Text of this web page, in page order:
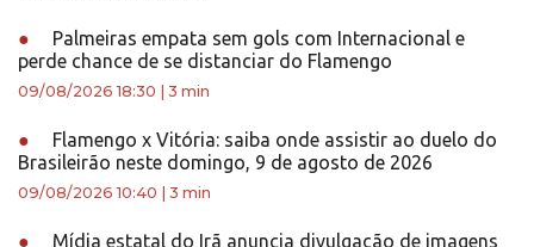
●
Palmeiras empata sem gols com Internacional e
perde chance de se distanciar do Flamengo
09/08/2026 18:30 3 min
●
Flamengo x Vitória: saiba onde assistir ao duelo do
Brasileirão neste domingo, 9 de agosto de 2026
09/08/2026 10:40 3 min
●
Mídia estatal do Irã anuncia divulgação de imagens